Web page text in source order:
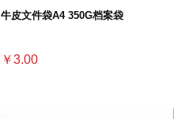
牛皮文件袋A4 350G档案袋
￥3.00